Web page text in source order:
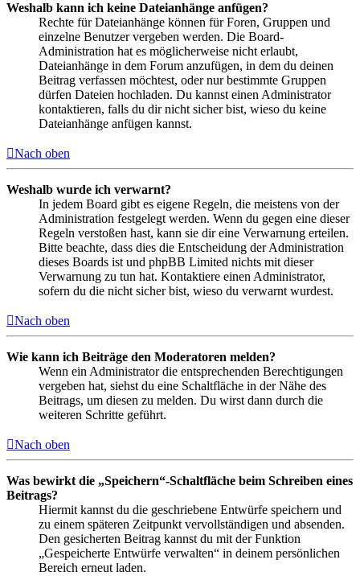
Weshalb kann ich keine Dateianhänge anfügen?
Rechte für Dateianhänge können für Foren, Gruppen und
einzelne Benutzer vergeben werden. Die Board-
Administration hat es möglicherweise nicht erlaubt,
Dateianhänge in dem Forum anzufügen, in dem du deinen
Beitrag verfassen möchtest, oder nur bestimmte Gruppen
dürfen Dateien hochladen. Du kannst einen Administrator
kontaktieren, falls du dir nicht sicher bist, wieso du keine
Dateianhänge anfügen kannst.
Nach oben
Weshalb wurde ich verwarnt?
In jedem Board gibt es eigene Regeln, die meistens von der
Administration festgelegt werden. Wenn du gegen eine dieser
Regeln verstoßen hast, kann sie dir eine Verwarnung erteilen.
Bitte beachte, dass dies die Entscheidung der Administration
dieses Boards ist und phpBB Limited nichts mit dieser
Verwarnung zu tun hat. Kontaktiere einen Administrator,
sofern du die nicht sicher bist, wieso du verwarnt wurdest.
Nach oben
Wie kann ich Beiträge den Moderatoren melden?
Wenn ein Administrator die entsprechenden Berechtigungen
vergeben hat, siehst du eine Schaltfläche in der Nähe des
Beitrags, um diesen zu melden. Du wirst dann durch die
weiteren Schritte geführt.
Nach oben
Was bewirkt die „Speichern“-Schaltfläche beim Schreiben eines
Beitrags?
Hiermit kannst du die geschriebene Entwürfe speichern und
zu einem späteren Zeitpunkt vervollständigen und absenden.
Den gesicherten Beitrag kannst du mit der Funktion
„Gespeicherte Entwürfe verwalten“ in deinem persönlichen
Bereich erneut laden.